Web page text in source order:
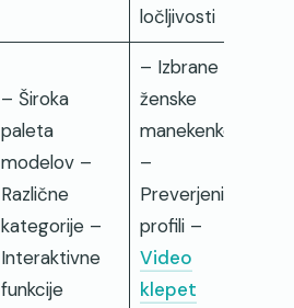
ločljivosti
– Široka
paleta
modelov –
Različne
kategorije –
Interaktivne
funkcije
– Izbrane
ženske
manekenke
–
Preverjeni
profili –
Video
klepet